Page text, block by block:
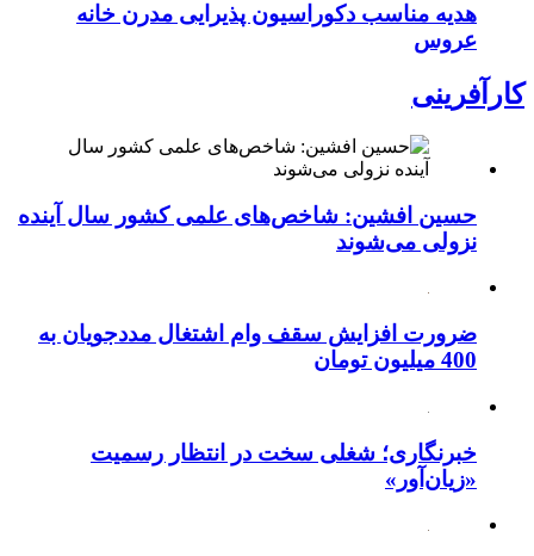
هدیه مناسب دکوراسیون پذیرایی مدرن خانه
عروس
کارآفرینی
حسین افشین: شاخص‌های علمی کشور سال آینده
نزولی می‌شوند
ضرورت افزایش سقف وام اشتغال مددجویان به
400 میلیون تومان
خبرنگاری؛ شغلی سخت در انتظار رسمیت
«زیان‌آور»